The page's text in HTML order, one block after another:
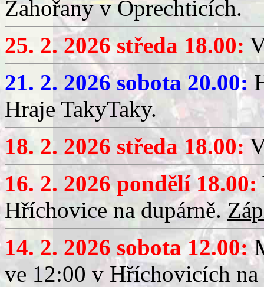
Zahořany v Oprechticích.
25. 2. 2026 středa 18.00:
21. 2. 2026 sobota 20.00:
Hraje TakyTaky.
18. 2. 2026 středa 18.00:
16. 2. 2026 pondělí 18.00:
Hříchovice na dupárně.
14. 2. 2026 sobota 12.00:
ve 12:00 v Hříchovicích